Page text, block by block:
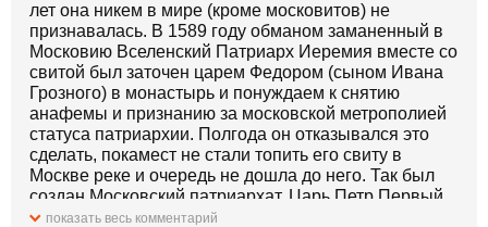
лет она никем в мире (кроме московитов) не
признавалась. В 1589 году обманом заманенный в
Московию Вселенский Патриарх Иеремия вместе со
свитой был заточен царем Федором (сыном Ивана
Грозного) в монастырь и понуждаем к снятию
анафемы и признанию за московской метрополией
статуса патриархии. Полгода он отказывался это
сделать, покамест не стали топить его свиту в
Москве реке и очередь не дошла до него. Так был
создан Московский патриархат. Царь Петр Первый
упраздняет должность Патриарха Московского и
показать весь комментарий